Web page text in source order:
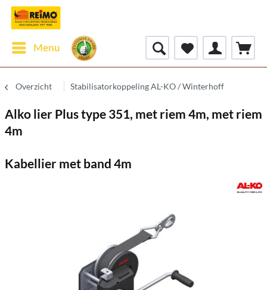
Menu
Overzicht Stabilisatorkoppeling AL-KO / Winterhoff
Alko lier Plus type 351, met riem 4m, met riem
4m
Kabellier met band 4m